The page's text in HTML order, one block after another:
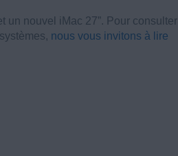
un nouvel iMac 27”. Pour consulter
nous vous invitons à lire